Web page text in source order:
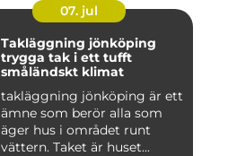
07. jul
Takläggning jönköping
trygga tak i ett tufft
småländskt klimat
takläggning jönköping är ett
ämne som berör alla som
äger hus i området runt
vättern. Taket är huset...